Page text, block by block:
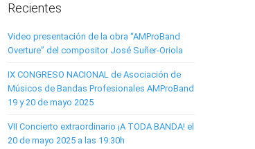
Recientes
Video presentación de la obra “AMProBand
Overture” del compositor José Suñer-Oriola
IX CONGRESO NACIONAL de Asociación de
Músicos de Bandas Profesionales AMProBand
19 y 20 de mayo 2025
VII Concierto extraordinario ¡A TODA BANDA! el
20 de mayo 2025 a las 19:30h